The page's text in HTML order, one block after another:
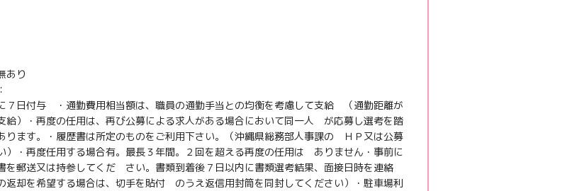
あり
７日付与 ・通勤費用相当額は、職員の通勤手当との均衡を考慮して支給 （通勤距離が
給）・再度の任用は、再び公募による求人がある場合において同一人 が応募し選考を踏
ります。・履歴書は所定のものをご利用下さい。（沖縄県総務部人事課の ＨＰ又は公募
）・再度任用する場合有。最長３年間。２回を超える再度の任用は ありません・事前に
を郵送又は持参してくだ さい。書類到着後７日以内に書類選考結果、面接日時を連絡
返却を希望する場合は、切手を貼付 のうえ返信用封筒を同封してください）・駐車場利